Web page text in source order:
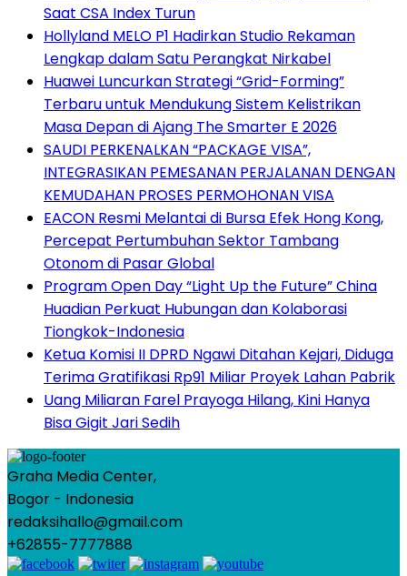
Saat CSA Index Turun
Hollyland MELO P1 Hadirkan Studio Rekaman
Lengkap dalam Satu Perangkat Nirkabel
Huawei Luncurkan Strategi “Grid-Forming”
Terbaru untuk Mendukung Sistem Kelistrikan
Masa Depan di Ajang The Smarter E 2026
SAUDI PERKENALKAN “PACKAGE VISA”,
INTEGRASIKAN PEMESANAN PERJALANAN DENGAN
KEMUDAHAN PROSES PERMOHONAN VISA
EACON Resmi Melantai di Bursa Efek Hong Kong,
Percepat Pertumbuhan Sektor Tambang
Otonom di Pasar Global
Program Open Day “Light Up the Future” China
Huadian Perkuat Hubungan dan Kolaborasi
Tiongkok-Indonesia
Ketua Komisi II DPRD Ngawi Ditahan Kejari, Diduga
Terima Gratifikasi Rp91 Miliar Proyek Lahan Pabrik
Uang Miliaran Farel Prayoga Hilang, Kini Hanya
Bisa Gigit Jari Sedih
Graha Media Center,
Bogor - Indonesia
redaksihallo@gmail.com
+62855-7777888